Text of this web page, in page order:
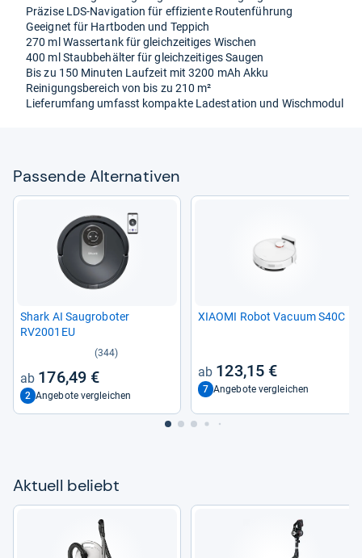
Prä­zise LDS-​Navi­ga­tion für effi­zi­ente Rou­ten­füh­rung
Geeig­net für Hart­bo­den und Tep­pich
270 ml Was­ser­tank für gleich­zei­ti­ges Wischen
400 ml Staub­be­häl­ter für gleich­zei­ti­ges Sau­gen
Bis zu 150 Minu­ten Lauf­zeit mit 3200 mAh Akku
Rei­ni­gungs­be­reich von bis zu 210 m²
Lie­fe­r­um­fang umfasst kom­pakte Lade­sta­tion und Wisch­mo­dul
Pas­sende Alter­na­ti­ven
Shark AI Sau­gro­bo­ter
RV2001EU
(344)
176,49 €
2 Angebote vergleichen
XIAOMI Robot Vacuum S40C
123,15 €
7 Angebote vergleichen
Aktu­ell beliebt